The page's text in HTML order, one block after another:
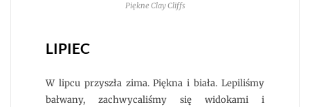
Piękne Clay Cliffs
LIPIEC
W lipcu przyszła zima. Piękna i biała. Lepiliśmy
bałwany, zachwycaliśmy się widokami i